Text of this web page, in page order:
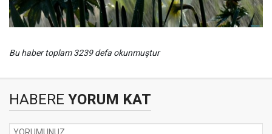
Bu haber toplam 3239 defa okunmuştur
HABERE YORUM KAT